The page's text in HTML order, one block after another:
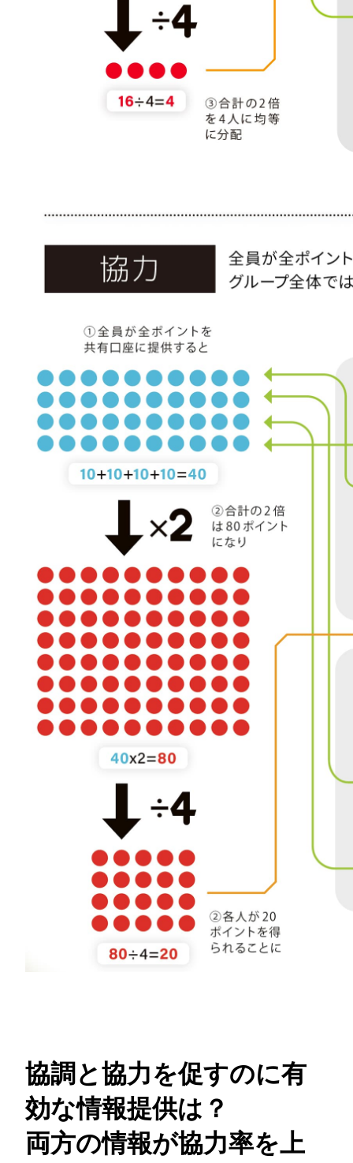
協調と協力を促すのに有
効な情報提供は？
両方の情報が協力率を上